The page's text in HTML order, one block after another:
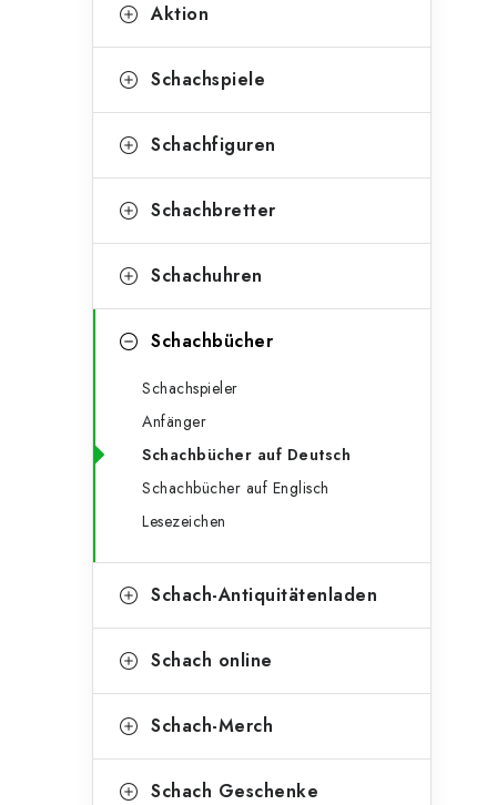
e
t
e
l
e
e
überspringen
a
e
o
i
Aktion
Schachspiele
Schachfiguren
Schachbretter
Schachuhren
Schachbücher
Schachspieler
Anfänger
Schachbücher auf Deutsch
Schachbücher auf Englisch
Lesezeichen
Schach-Antiquitätenladen
Schach online
Schach-Merch
Schach Geschenke